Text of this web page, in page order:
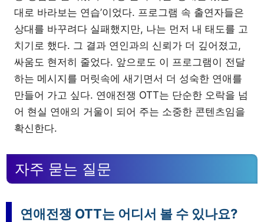
대로 바라보는 연습’이었다. 프로그램 속 출연자들은
상대를 바꾸려다 실패했지만, 나는 먼저 내 태도를 고
치기로 했다. 그 결과 연인과의 신뢰가 더 깊어졌고,
싸움도 현저히 줄었다. 앞으로도 이 프로그램이 전달
하는 메시지를 머릿속에 새기면서 더 성숙한 연애를
만들어 가고 싶다. 연애전쟁 OTT는 단순한 오락을 넘
어 현실 연애의 거울이 되어 주는 소중한 콘텐츠임을
확신한다.
자주 묻는 질문
연애전쟁 OTT는 어디서 볼 수 있나요?